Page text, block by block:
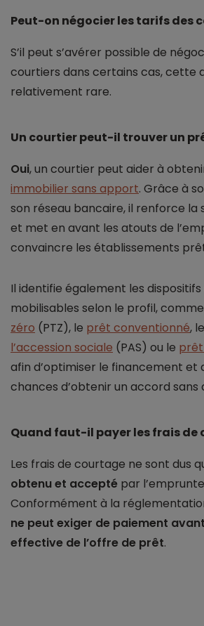
Peut-on négocier les tarifs des
S’il peut s’avérer possible de
courtiers dans certains cas, cette
relativement rare.
Un courtier peut-il trouver un
Oui, un courtier peut aider à
immobilier sans apport. Grâce à
son réseau bancaire, il renforce la
et met en avant les atouts de
convaincre les établissements
Il identifie également les dispositifs
mobilisables selon le profil,
zéro (PTZ), le prêt conventionné, le
l’accession sociale (PAS) ou le
afin d’optimiser le financement et
chances d’obtenir un accord
Quand faut-il payer les frais de
Les frais de courtage ne sont dus
obtenu et accepté par
Conformément à la
ne peut exiger de paiement
effective de l’offre de prêt.